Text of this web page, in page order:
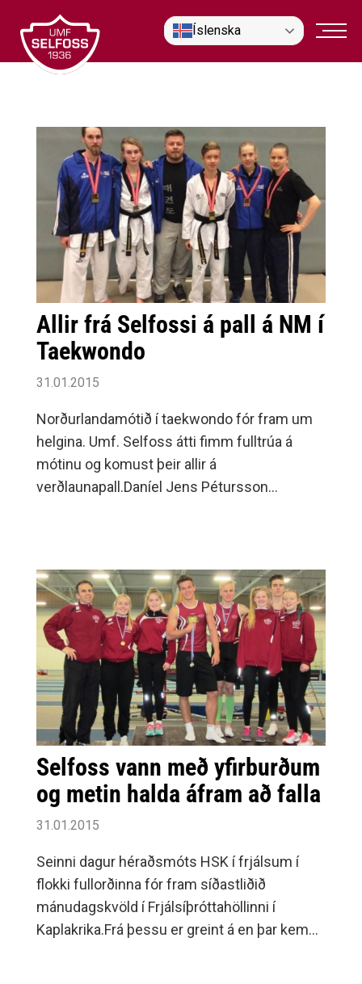
efni
Íslenska
Allir frá Selfossi á pall á NM í
Taekwondo
31.01.2015
Norðurlandamótið í taekwondo fór fram um
helgina. Umf. Selfoss átti fimm fulltrúa á
mótinu og komust þeir allir á
verðlaunapall.Daníel Jens Pétursson
Norðurlandameistari 2015 Dagný María
Pétursdóttir silfurverðlaun Kristín Björg
Hrólfsdóttir bronsverðlaun.Allir í
Selfossliðinu þurftu að hafa mikið fyrir sínum
verðlaunum og kepptu allir í fjölmennum
flokkum.Við óskum þeim innilega til hamingju
með þennan frábæra árangur.PJ---Frá vinstri:
Daníel Jens, Dagný María, Master Sigursteinn,
Gunnar Snorri, Kristin Björg og Ingibjörg Erla.
Umf.
Selfoss vann með yfirburðum
og metin halda áfram að falla
31.01.2015
Seinni dagur héraðsmóts HSK í frjálsum í
flokki fullorðinna fór fram síðastliðið
mánudagskvöld í Frjálsíþróttahöllinni í
Kaplakrika.Frá þessu er greint á en þar kemur